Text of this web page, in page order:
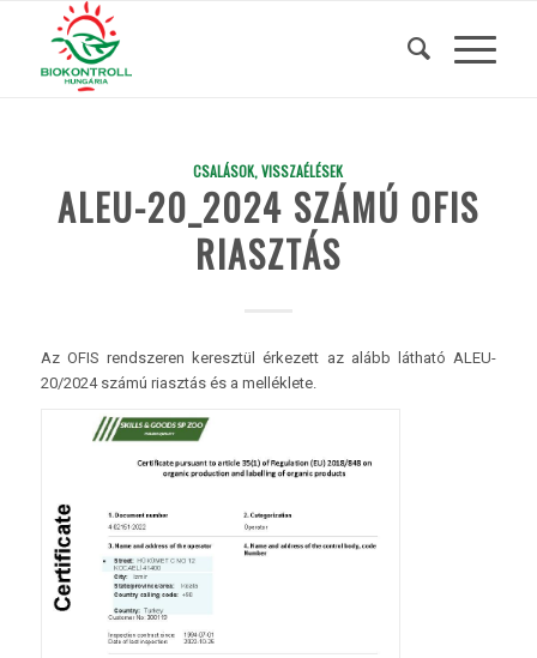
CSALÁSOK, VISSZAÉLÉSEK
ALEU-20_2024 SZÁMÚ OFIS
RIASZTÁS
Az OFIS rendszeren keresztül érkezett az alább látható ALEU-
20/2024 számú riasztás és a melléklete.